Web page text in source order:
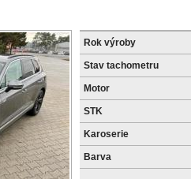
Rok výroby
Stav tachometru
Motor
STK
Karoserie
Barva